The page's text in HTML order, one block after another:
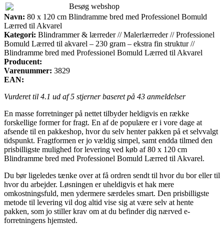
Besøg webshop
Navn: 80 x 120 cm Blindramme bred med Professionel Bomuld
Lærred til Akvarel
Kategori: Blindrammer & lærreder // Malerlærreder // Professionel
Bomuld Lærred til akvarel – 230 gram – ekstra fin struktur //
Blindramme bred med Professionel Bomuld Lærred til Akvarel
Producent:
Varenummer: 3829
EAN:
Vurderet til 4.1 ud af 5 stjerner baseret på 43 anmeldelser
En masse forretninger på nettet tilbyder heldigvis en række
forskellige former for fragt. En af de populære er i vore dage at
afsende til en pakkeshop, hvor du selv henter pakken på et selvvalgt
tidspunkt. Fragtformen er jo vældig simpel, samt endda tilmed den
prisbilligste mulighed for levering ved køb af 80 x 120 cm
Blindramme bred med Professionel Bomuld Lærred til Akvarel.
Du bør ligeledes tænke over at få ordren sendt til hvor du bor eller til
hvor du arbejder. Løsningen er uheldigvis et hak mere
omkostningsfuld, men ydermere særdeles smart. Den prisbilligste
metode til levering vil dog altid vise sig at være selv at hente
pakken, som jo stiller krav om at du befinder dig nærved e-
forretningens hjemsted.